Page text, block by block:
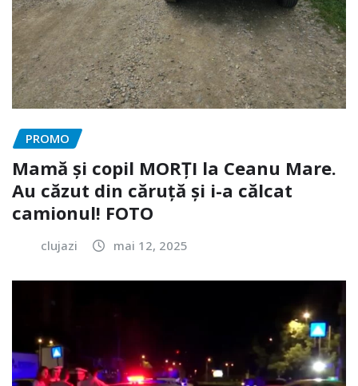
PROMO
Mamă și copil MORȚI la Ceanu Mare.
Au căzut din căruță și i-a călcat
camionul! FOTO
clujazi mai 12, 2025